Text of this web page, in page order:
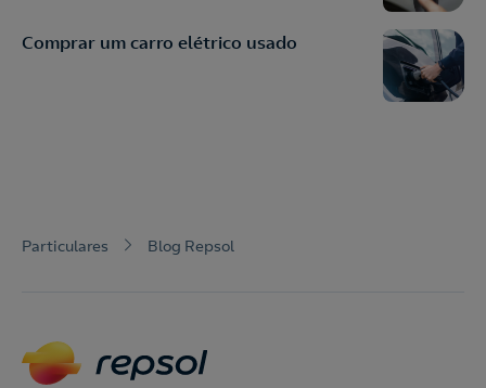
Comprar um carro elétrico usado
Particulares Blog Repsol